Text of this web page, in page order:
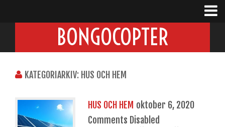
BONGOCOPTER
KATEGORIARKIV: HUS OCH HEM
HUS OCH HEM oktober 6, 2020
Comments Disabled